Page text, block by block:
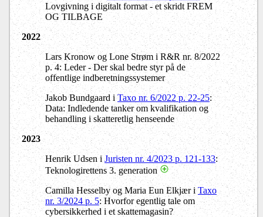
Lovgivning i digitalt format - et skridt FREM
OG TILBAGE
2022
Lars Kronow og Lone Strøm i R&R nr. 8/2022
p. 4: Leder - Der skal bedre styr på de
offentlige indberetningssystemer
Jakob Bundgaard iTaxo nr. 6/2022 p. 22-25:
Data: Indledende tanker om kvalifikation og
behandling i skatteretlig henseende
2023
Henrik Udsen iJuristen nr. 4/2023 p. 121-133:
Teknologirettens 3. generation
Camilla Hesselby og Maria Eun Elkjær iTaxo
nr. 3/2024 p. 5:Hvorfor egentlig tale om
cybersikkerhed i et skattemagasin?